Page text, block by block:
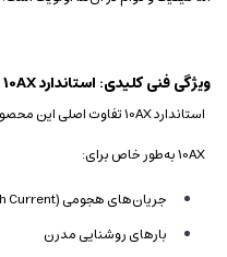
ویژگی فنی کلیدی: استاندارد 10AX
استاندارد 10AX تفاوت اصلی این محصول با کلیدهای 10 آمپر معمولی است.
جریان‌های هجومی (Inrush Current)
بارهای روشنایی مدرن